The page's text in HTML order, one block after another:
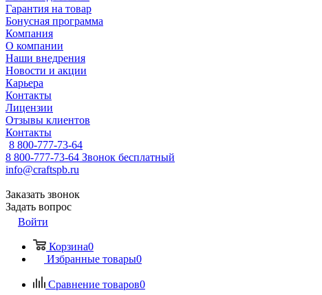
Гарантия на товар
Бонусная программа
Компания
О компании
Наши внедрения
Новости и акции
Карьера
Контакты
Лицензии
Отзывы клиентов
Контакты
8 800-777-73-64
8 800-777-73-64 Звонок бесплатный
info@craftspb.ru
Заказать звонок
Задать вопрос
Войти
Корзина0
Избранные товары0
Сравнение товаров0